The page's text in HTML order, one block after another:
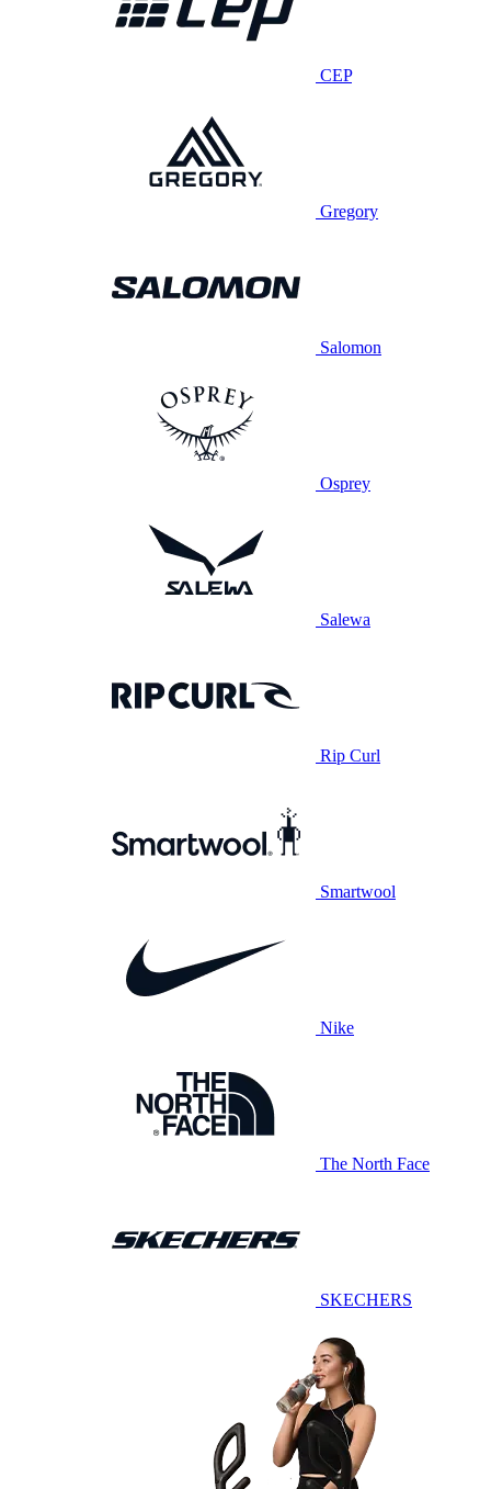
CEP
Gregory
Salomon
Osprey
Salewa
Rip Curl
Smartwool
Nike
The North Face
SKECHERS